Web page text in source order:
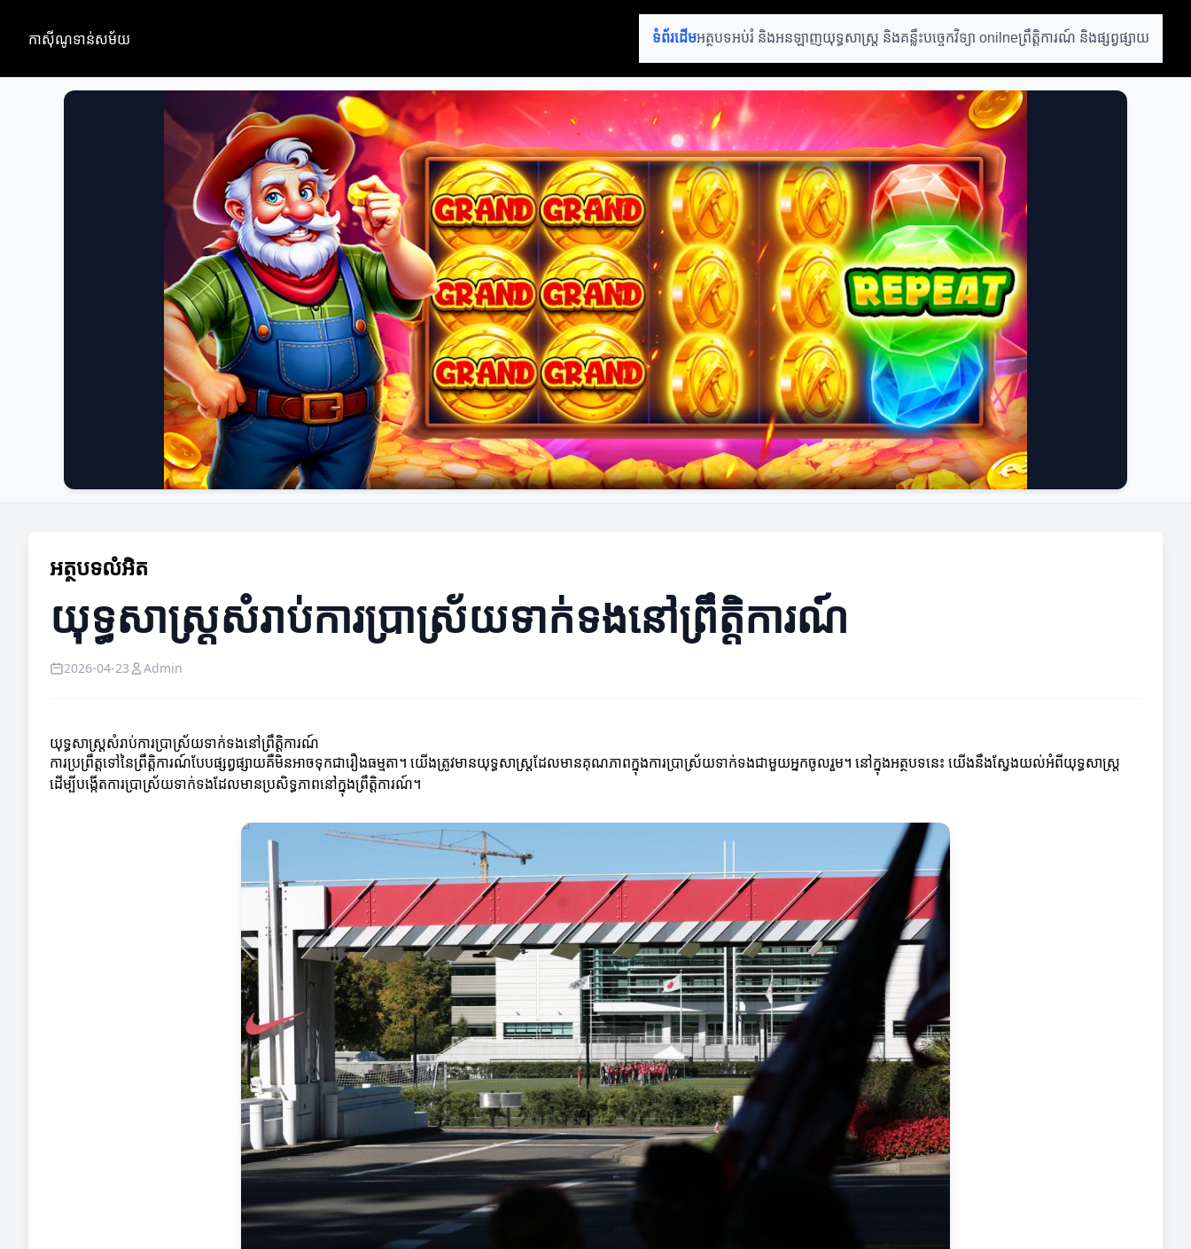
កាស៊ីណូទាន់សម័យ ទំព័រដើមអត្ថបទអប់រំ និងអនឡាញយុទ្ធសាស្ត្រ និងគន្លឹះបច្ចេកវិទ្យា onilneព្រឹត្តិការណ៍ និងផ្សព្វផ្សាយ
អត្ថបទលំអិត
យុទ្ធសាស្ត្រសំរាប់ការប្រាស្រ័យទាក់ទងនៅព្រឹត្តិការណ៍
2026-04-23 Admin
យុទ្ធសាស្ត្រសំរាប់ការប្រាស្រ័យទាក់ទងនៅព្រឹត្តិការណ៍
ការប្រព្រឹត្តទៅនៃព្រឹត្តិការណ៍បែបផ្សព្វផ្សាយគឺមិនអាចទុកជារឿងធម្មតា។ យើងត្រូវមានយុទ្ធសាស្ត្រដែលមានគុណភាពក្នុងការប្រាស្រ័យទាក់ទងជាមួយអ្នកចូលរួម។ នៅក្នុងអត្ថបទនេះ យើងនឹងស្វែងយល់អំពីយុទ្ធសាស្ត្រ
ដើម្បីបង្កើតការប្រាស្រ័យទាក់ទងដែលមានប្រសិទ្ធភាពនៅក្នុងព្រឹត្តិការណ៍។